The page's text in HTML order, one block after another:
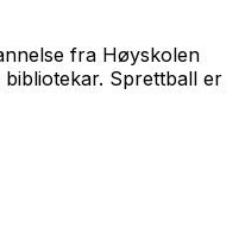
fra Høyskolen
Sprettball er